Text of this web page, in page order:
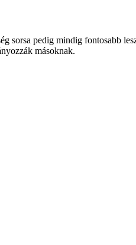
sorsa pedig mindig fontosabb
másoknak.